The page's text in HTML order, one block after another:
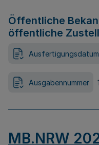
Öffentliche
öffentliche
Ausfertigungsdatum
Ausgabennummer
MB.NRW